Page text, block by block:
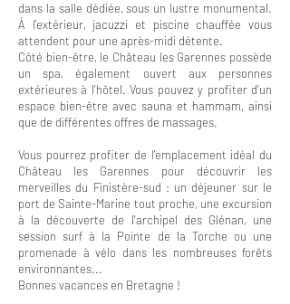
dans la salle dédiée, sous un lustre monumental.
À l'extérieur, jacuzzi et piscine chauffée vous
attendent pour une après-midi détente.
Côté bien-être, le Château les Garennes possède
un spa, également ouvert aux personnes
extérieures à l'hôtel. Vous pouvez y profiter d'un
espace bien-être avec sauna et hammam, ainsi
que de différentes offres de massages.
Vous pourrez profiter de l'emplacement idéal du
Château les Garennes pour découvrir les
merveilles du Finistère-sud : un déjeuner sur le
port de Sainte-Marine tout proche, une excursion
à la découverte de l'archipel des Glénan, une
session surf à la Pointe de la Torche ou une
promenade à vélo dans les nombreuses forêts
environnantes...
Bonnes vacances en Bretagne !